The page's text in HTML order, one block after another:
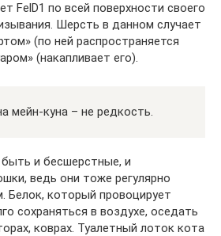
FelD1 по всей поверхности своего
Шерсть в данном случает
(по ней распространяется
(накапливает его).
мейн-куна – не редкость.
и бесшерстные, и
ведь они тоже регулярно
Белок, который провоцирует
сохраняться в воздухе, оседать
коврах. Туалетный лоток кота